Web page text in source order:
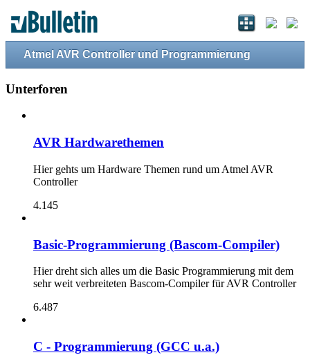
Atmel AVR Controller und Programmierung
Unterforen
AVR Hardwarethemen
Hier gehts um Hardware Themen rund um Atmel AVR
Controller
4.145
Basic-Programmierung (Bascom-Compiler)
Hier dreht sich alles um die Basic Programmierung mit dem
sehr weit verbreiteten Bascom-Compiler für AVR Controller
6.487
C - Programmierung (GCC u.a.)